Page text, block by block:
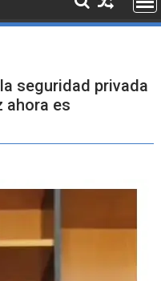
seguridad privada
ahora es